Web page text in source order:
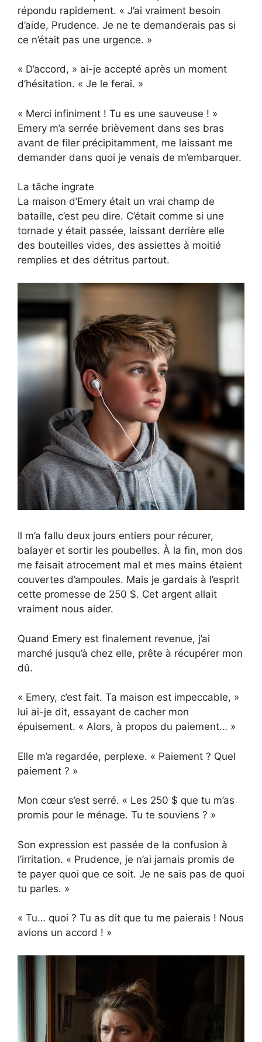
répondu rapidement. « J’ai vraiment besoin
d’aide, Prudence. Je ne te demanderais pas si
ce n’était pas une urgence. »
« D’accord, » ai-je accepté après un moment
d’hésitation. « Je le ferai. »
« Merci infiniment ! Tu es une sauveuse ! »
Emery m’a serrée brièvement dans ses bras
avant de filer précipitamment, me laissant me
demander dans quoi je venais de m’embarquer.
La tâche ingrate
La maison d’Emery était un vrai champ de
bataille, c’est peu dire. C’était comme si une
tornade y était passée, laissant derrière elle
des bouteilles vides, des assiettes à moitié
remplies et des détritus partout.
Il m’a fallu deux jours entiers pour récurer,
balayer et sortir les poubelles. À la fin, mon dos
me faisait atrocement mal et mes mains étaient
couvertes d’ampoules. Mais je gardais à l’esprit
cette promesse de 250 $. Cet argent allait
vraiment nous aider.
Quand Emery est finalement revenue, j’ai
marché jusqu’à chez elle, prête à récupérer mon
dû.
« Emery, c’est fait. Ta maison est impeccable, »
lui ai-je dit, essayant de cacher mon
épuisement. « Alors, à propos du paiement… »
Elle m’a regardée, perplexe. « Paiement ? Quel
paiement ? »
Mon cœur s’est serré. « Les 250 $ que tu m’as
promis pour le ménage. Tu te souviens ? »
Son expression est passée de la confusion à
l’irritation. « Prudence, je n’ai jamais promis de
te payer quoi que ce soit. Je ne sais pas de quoi
tu parles. »
« Tu… quoi ? Tu as dit que tu me paierais ! Nous
avions un accord ! »